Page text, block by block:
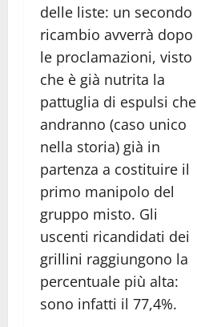
delle liste: un secondo
ricambio avverrà dopo
le proclamazioni, visto
che è già nutrita la
pattuglia di espulsi che
andranno (caso unico
nella storia) già in
partenza a costituire il
primo manipolo del
gruppo misto. Gli
uscenti ricandidati dei
grillini raggiungono la
percentuale più alta:
sono infatti il 77,4%.